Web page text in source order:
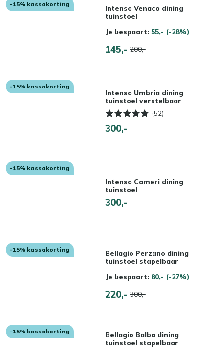
-15% kassakorting
Intenso Venaco dining
tuinstoel
Je bespaart: 55,- (-28%)
145,- 200,-
-15% kassakorting
Intenso Umbria dining
tuinstoel verstelbaar
(52)
300,-
-15% kassakorting
Intenso Cameri dining
tuinstoel
300,-
-15% kassakorting
Bellagio Perzano dining
tuinstoel stapelbaar
Je bespaart: 80,- (-27%)
220,- 300,-
-15% kassakorting
Bellagio Balba dining
tuinstoel stapelbaar